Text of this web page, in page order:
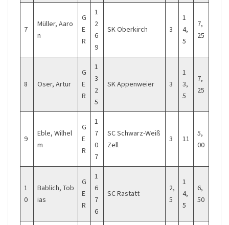
7
Müller, Aaro
n
G
E
R
1
2
6
9
SK Oberkirch 3
1
4,
5
7,
25
8 Oser, Artur
G
E
R
1
3
2
5
SK Appenweier 3
1
3,
5
7,
25
9
Eble, Wilhel
m
G
E
R
1
7
0
7
SC Schwarz-Weiß
Zell
3 11
5,
00
1
0
Bablich, Tob
ias
G
E
R
1
6
7
6
SC Rastatt
2,
5
1
4,
5
6,
50